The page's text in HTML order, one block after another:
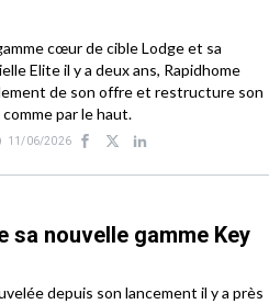
cœur de cible Lodge et sa
Elite il y a deux ans, Rapidhome
de son offre et restructure son
par le haut.
11/06/2026
sa nouvelle gamme Key
depuis son lancement il y a près